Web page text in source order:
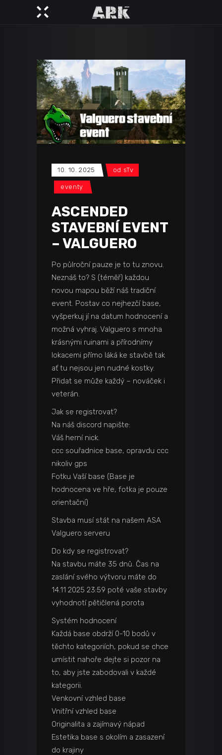
10. 10. 2025 od sTv
eventy
ASCENDED
STAVEBNÍ EVENT
– VALGUERO
Po půlroční pauze je to tu znovu.
Neznáš to? S (téměř) každou
novou mapou běží náš tradiční
event. Postav co nejhezčí base,
vyšperkuj jí na datum hodnocení a
možná vyhraj. Valguero s mnoha
krásnými ruinami a přírodnímy
lokacemi přímo láká ke stavbě tak
ať tu nejsou jen nudné kostky.
Přidat se může každý – nováček i
veterán.
Jak se registrovat?
Na náš discord napište:
Váš herní nick.
ccc souřadnice base, opravdu ccc
nikoliv gps
Fotku Vaší base (Base je
hodnocena ve hře, fotka je pouze
orientační)
Stavba musí stát na našem ASA
Valguero serveru
Do kdy se registrovat?
Na stavbu máte 35 dnů. Čas na
zaslání svého výtvoru máte do
14.11 2025 23:59 poté vaše stavby
vyhodnotí pětičlená porota
Systém hodnocení
Každá base obdrží 0-10 bodů v
těchto kategoriích, pokud se chce
umístit nahoře dejte si pozor na
to, aby jste zabodovali v každé
kategorii.
Venkovní vzhled base
Vnitřní vzhled base
Originalita a zajímavý nápad
Estetika base s okolím a zasazení
do krajiny